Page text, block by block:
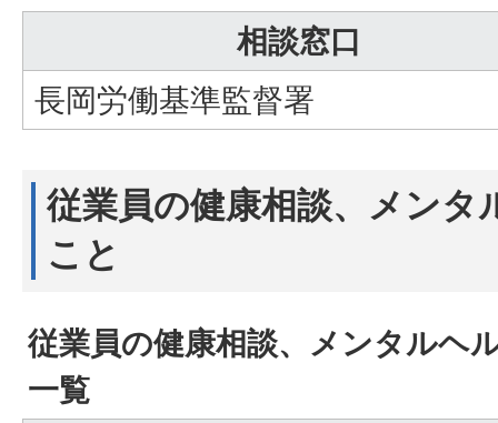
相談窓口
長岡労働基準監督署
従業員の健康相談、メンタ
こと
従業員の健康相談、メンタルヘ
一覧